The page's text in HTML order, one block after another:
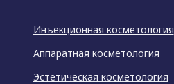
Инъекционная косметология
Аппаратная косметология
Эстетическая косметология